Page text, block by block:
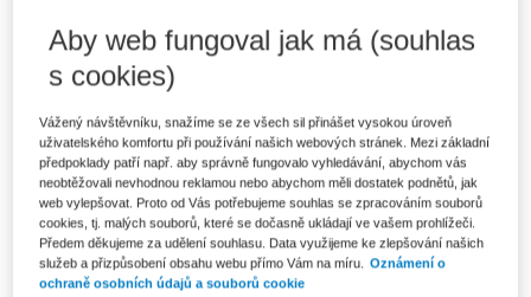
492 Kč
E-kniha Smarteca
V prodeji - ihned k dispozici
Co je Smarteca?
824 Kč
Ušetříte 433 Kč
DMOC 1 257 Kč
Balíček - Tištěná kniha + E-kniha
Smarteca
Skladem - expedice do 2 pracovních dnů
Co je Smarteca?
Upozorňujeme, že v období od 1.8. do 21.8. z technických
důvodů nemůžeme vystavovat daňové doklady. Budou vám
zaslány dodatečně e-mailem.
Aby web fungoval jak má (souhlas
s cookies)
Vážený návštěvníku, snažíme se ze všech sil přinášet vysokou úroveň
uživatelského komfortu při používání našich webových stránek. Mezi základní
předpoklady patří např. aby správně fungovalo vyhledávání, abychom vás
neobtěžovali nevhodnou reklamou nebo abychom měli dostatek podnětů, jak
web vylepšovat. Proto od Vás potřebujeme souhlas se zpracováním souborů
cookies, tj. malých souborů, které se dočasně ukládají ve vašem prohlížeči.
Předem děkujeme za udělení souhlasu. Data využijeme ke zlepšování našich
služeb a přizpůsobení obsahu webu přímo Vám na míru. Oznámení o
ochraně osobních údajů a souborů cookie